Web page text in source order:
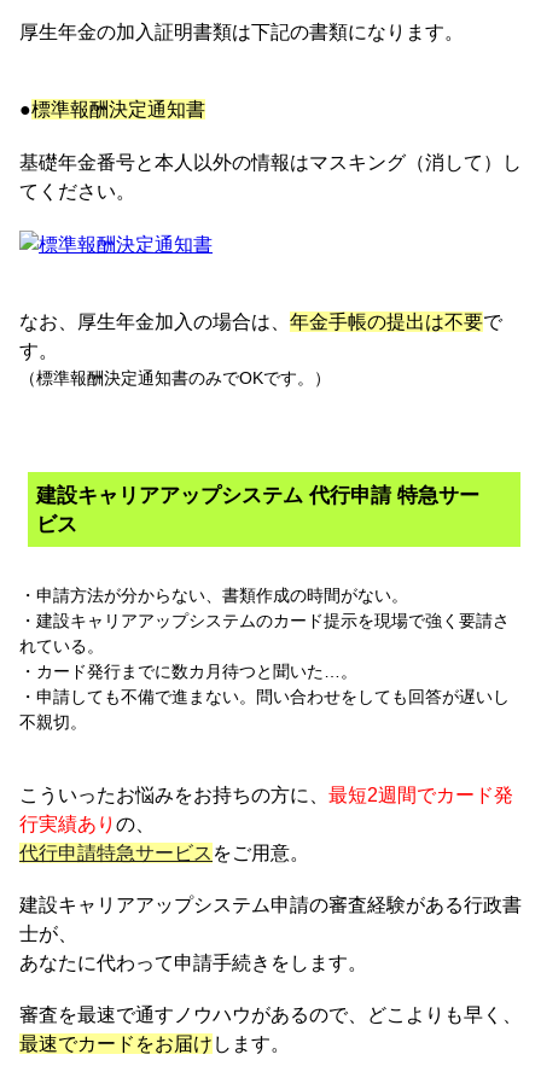
厚生年金の加入証明書類は下記の書類になります。
●標準報酬決定通知書
基礎年金番号と本人以外の情報はマスキング（消して）し
てください。
なお、厚生年金加入の場合は、 年金手帳の提出は不要で
す。
（標準報酬決定通知書のみでOKです。）
建設キャリアアップシステム 代行申請 特急サー
ビス
・申請方法が分からない、 書類作成の時間がない。
・建設キャリアアップシステムのカード提示を現場で強く要請さ
れている。
・カード発行までに数カ月待つと聞いた…。
・申請しても不備で進まない。
問い合わせをしても回答が遅いし
不親切。
こういったお悩みをお持ちの方に、 最短2週間でカード発
行実績あり の、
代行申請特急サービス をご用意。
建設キャリアアップシステム申請の審査経験がある行政書
士が、
あなたに代わって申請手続きをします。
審査を最速で通すノウハウがあるので、どこよりも早く、
最速でカードをお届け します。